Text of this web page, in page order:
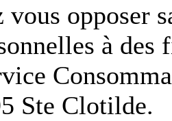
vous opposer
à
Ste Clotilde.